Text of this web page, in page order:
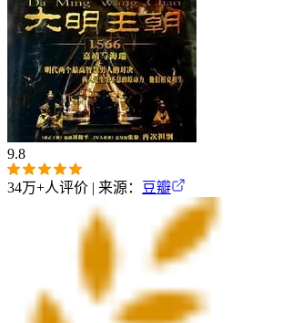
9.8
34万+人评价 | 来源： 豆瓣